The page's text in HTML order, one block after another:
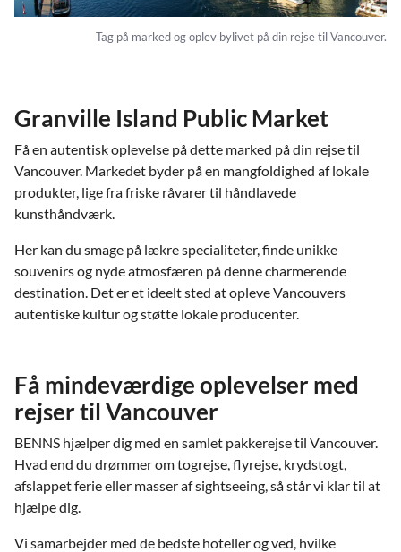
Tag på marked og oplev bylivet på din rejse til Vancouver.
Granville Island Public Market
Få en autentisk oplevelse på dette marked på din rejse til
Vancouver. Markedet byder på en mangfoldighed af lokale
produkter, lige fra friske råvarer til håndlavede
kunsthåndværk.
Her kan du smage på lækre specialiteter, finde unikke
souvenirs og nyde atmosfæren på denne charmerende
destination. Det er et ideelt sted at opleve Vancouvers
autentiske kultur og støtte lokale producenter.
Få mindeværdige oplevelser med
rejser til Vancouver
BENNS hjælper dig med en samlet pakkerejse til Vancouver.
Hvad end du drømmer om togrejse, flyrejse, krydstogt,
afslappet ferie eller masser af sightseeing, så står vi klar til at
hjælpe dig.
Vi samarbejder med de bedste hoteller og ved, hvilke